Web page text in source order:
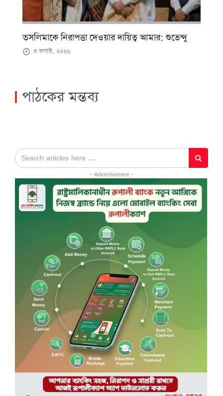
তসলিমাকে নিরাপত্তা দেওয়ার দায়িত্ব আমার: শুভেন্দু
৩ অগাস্ট, ২০২৬
পাঠকের মন্তব্য
- Advertisement -